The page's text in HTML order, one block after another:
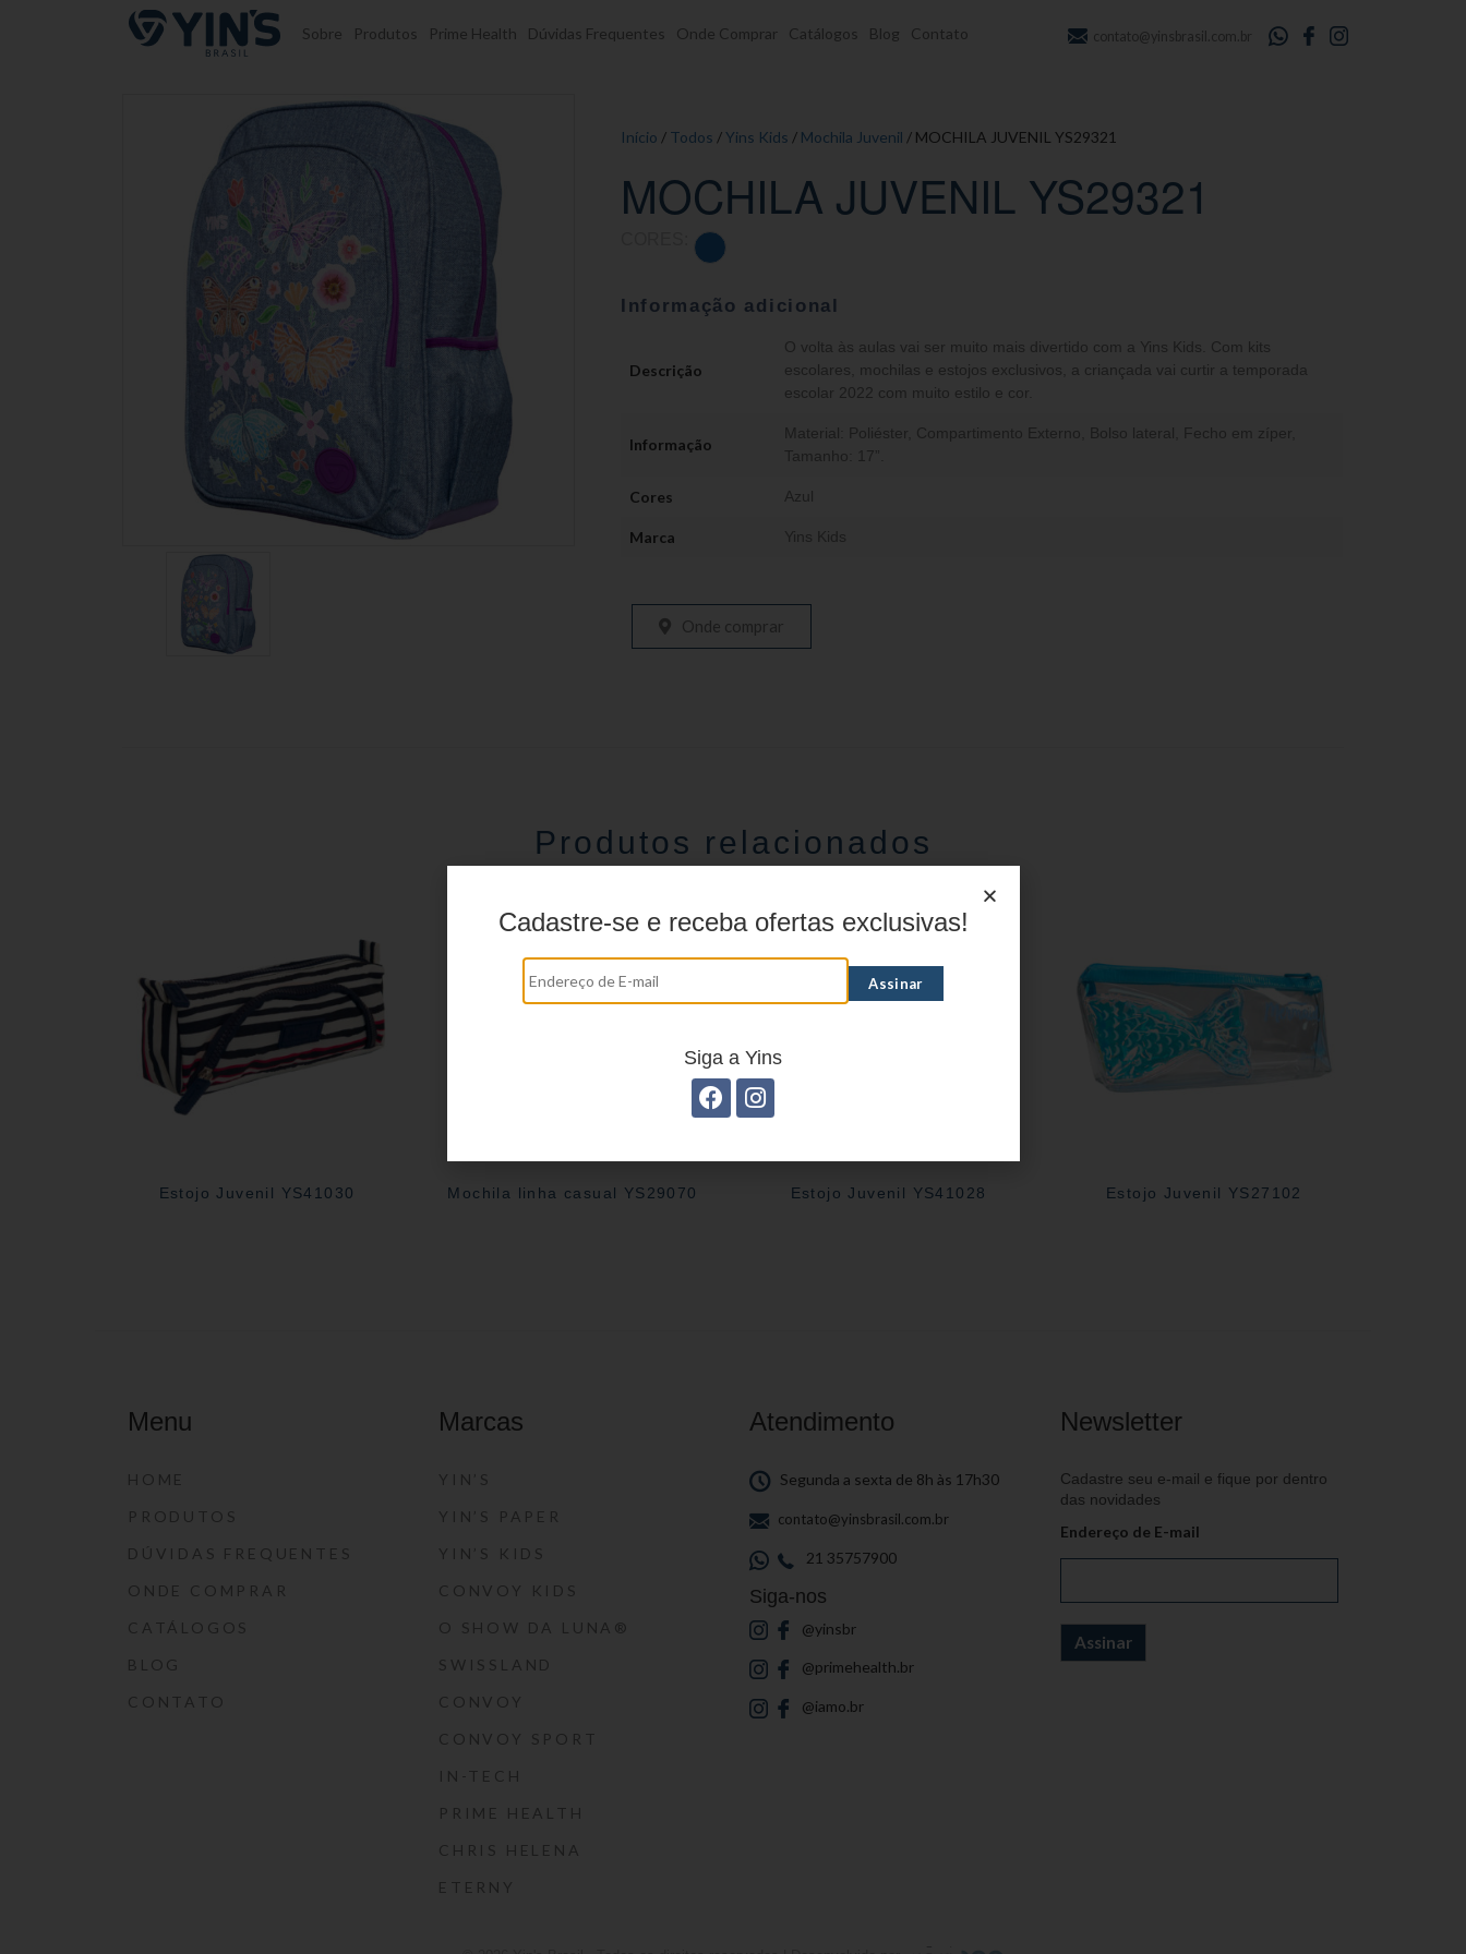
Pular para o conteúdo Sobre Produtos Prime Health Dúvidas Frequentes Onde Comprar Catálogos Blog Contato contato@yinsbrasil.com.br
Início / Todos /Yins Kids / Mochila Juvenil / MOCHILA JUVENIL YS29321
MOCHILA JUVENIL YS29321
Informação adicional
Descrição
O volta às aulas vai ser muito mais divertido com a Yins Kids. Com kits
escolares, mochilas e estojos exclusivos, a criançada vai curtir a temporada
escolar 2022 com muito estilo e cor.
Informação
Material: Poliéster, Compartimento Externo, Bolso lateral, Fecho em zíper,
Tamanho: 17”.
Cores Azul
Marca Yins Kids
Onde comprar
Produtos relacionados
Estojo Juvenil YS41030 Mochila linha casual YS29070 Estojo Juvenil YS41028 Estojo Juvenil YS27102
Menu
HOME
PRODUTOS
DÚVIDAS FREQUENTES
ONDE COMPRAR
CATÁLOGOS
BLOG
CONTATO
Marcas
YIN’S
YIN’S PAPER
YIN’S KIDS
CONVOY KIDS
O SHOW DA LUNA®
SWISSLAND
CONVOY
CONVOY SPORT
IN-TECH
PRIME HEALTH
CHRIS HELENA
ETERNY
Atendimento
Segunda a sexta de 8h às 17h30
contato@yinsbrasil.com.br
21 35757900
Siga-nos
@yinsbr
@primehealth.br
@iamo.br
Newsletter
Cadastre seu e-mail e fique por dentro
das novidades
Endereço de E-mail
Cadastre-se e receba ofertas exclusivas!
Siga a Yins